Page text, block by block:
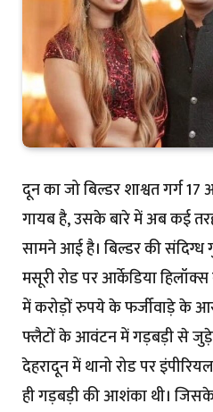
दून का जो बिल्डर शाश्वत गर्ग
गायब है, उसके बारे में अब कई
सामने आई है। बिल्डर की
मसूरी रोड पर आर्केडिया
में करोड़ों रुपये के फर्जीवाड़े के
फ्लैटों के आवंटन में गड़बड़ी से
देहरादून में थानो रोड पर
ही गड़बड़ी की आशंका थी। जिसके